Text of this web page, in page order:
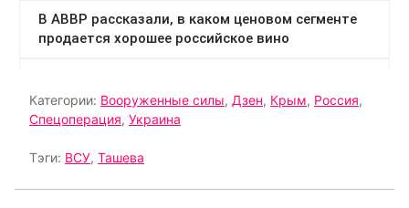
Категории: Вооруженные силы, Дзен, Крым, Россия,
Спецоперация, Украина
Тэги: ВСУ, Ташева